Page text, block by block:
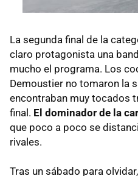
La segunda final de la
claro protagonista una
mucho el programa. Los
Demoustier no tomaron la
encontraban muy tocados
final. El dominador de la
que poco a poco se
rivales.
Tras un sábado para olvidar,